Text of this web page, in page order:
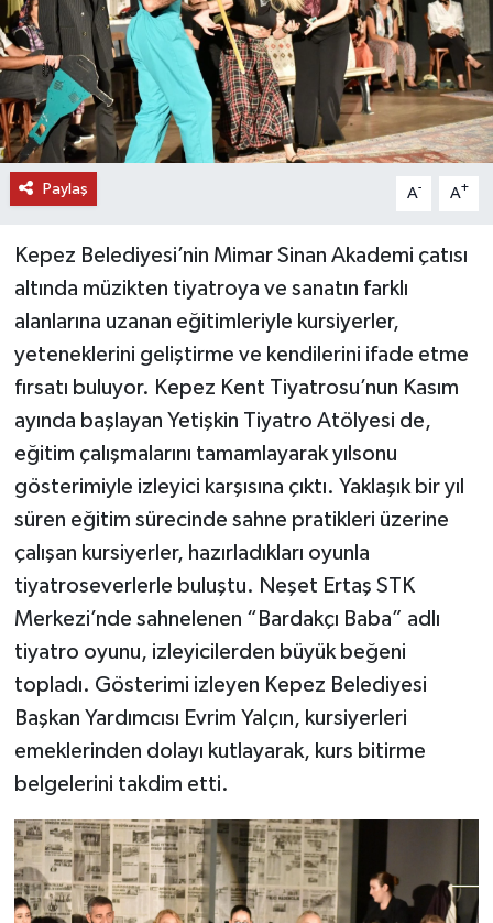
Paylaş A- A+
Kepez Belediyesi’nin Mimar Sinan Akademi çatısı
altında müzikten tiyatroya ve sanatın farklı
alanlarına uzanan eğitimleriyle kursiyerler,
yeteneklerini geliştirme ve kendilerini ifade etme
fırsatı buluyor. Kepez Kent Tiyatrosu’nun Kasım
ayında başlayan Yetişkin Tiyatro Atölyesi de,
eğitim çalışmalarını tamamlayarak yılsonu
gösterimiyle izleyici karşısına çıktı. Yaklaşık bir yıl
süren eğitim sürecinde sahne pratikleri üzerine
çalışan kursiyerler, hazırladıkları oyunla
tiyatroseverlerle buluştu. Neşet Ertaş STK
Merkezi’nde sahnelenen “Bardakçı Baba” adlı
tiyatro oyunu, izleyicilerden büyük beğeni
topladı. Gösterimi izleyen Kepez Belediyesi
Başkan Yardımcısı Evrim Yalçın, kursiyerleri
emeklerinden dolayı kutlayarak, kurs bitirme
belgelerini takdim etti.
TURİZM
RÖPORTAJ
VİDEO HABERLER
YAZARLAR
RESMİ İLAN